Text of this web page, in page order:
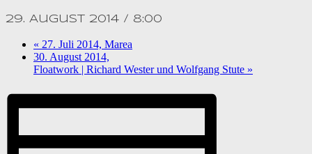
29. August 2014 / 8:00
« 27. Juli 2014, Marea
30. August 2014,
Floatwork | Richard Wester und Wolfgang Stute »